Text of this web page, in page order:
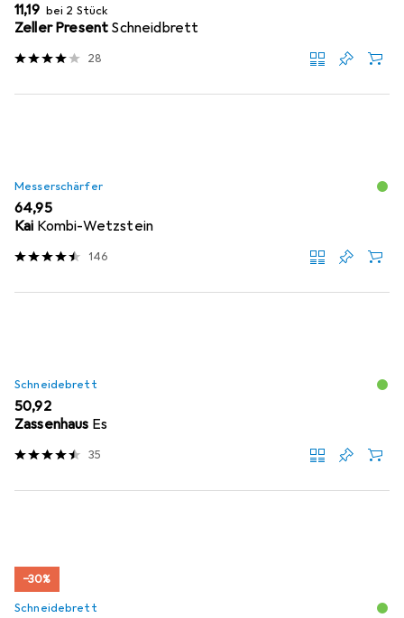
EUR
11,19 bei 2 Stück
Zeller Present Schneidbrett
28
Messerschärfer
EUR
64,95
Kai Kombi-Wetzstein
146
Schneidebrett
EUR
50,92
Zassenhaus Es
35
−30%
Schneidebrett